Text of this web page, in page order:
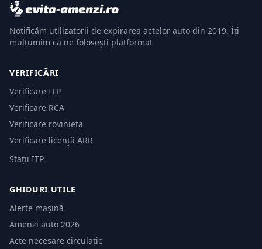
Notificăm utilizatorii de expirarea actelor auto din 2019. Îți
mulțumim că ne folosești platforma!
VERIFICĂRI
Verificare ITP
Verificare RCA
Verificare rovinieta
Verificare licență ARR
Stații ITP
GHIDURI UTILE
Alerte mașină
Amenzi auto 2026
Acte necesare circulație